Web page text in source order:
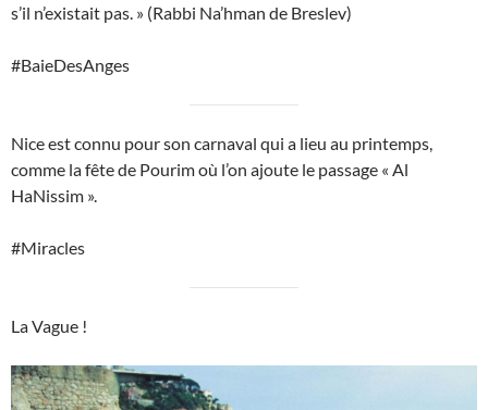
s’il n’existait pas. » (Rabbi Na’hman de Breslev)
#BaieDesAnges
Nice est connu pour son carnaval qui a lieu au printemps,
comme la fête de Pourim où l’on ajoute le passage « Al
HaNissim ».
#Miracles
La Vague !